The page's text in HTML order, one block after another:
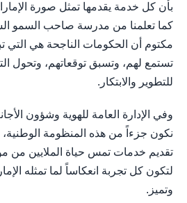
بأن كل خدمة يقدمها تمثل صورة
كما تعلمنا من مدرسة صاحب السمو
مكتوم أن الحكومات الناجحة هي التي
تستمع لهم، وتسبق توقعاتهم، وتحول
للتطوير والابتكار.
وفي الإدارة العامة للهوية وشؤون
نكون جزءاً من هذه المنظومة
تقديم خدمات تمس حياة الملايين من
لتكون كل تجربة انعكاساً لما تمثله
وتميز.